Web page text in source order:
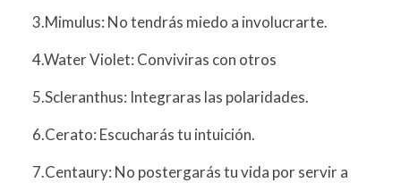
3.Mimulus: No tendrás miedo a involucrarte.
4.Water Violet: Conviviras con otros
5.Scleranthus: Integraras las polaridades.
6.Cerato: Escucharás tu intuición.
7.Centaury: No postergarás tu vida por servir a